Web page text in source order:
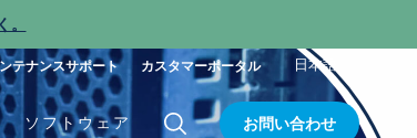
。
テナンスサポート カスタマーポータル 日本語
ソフトウェア お問い合わせ